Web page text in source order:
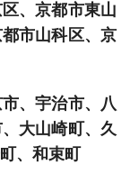
、京都市東山
市山科区、京
、宇治市、八
大山崎町、久
、和束町